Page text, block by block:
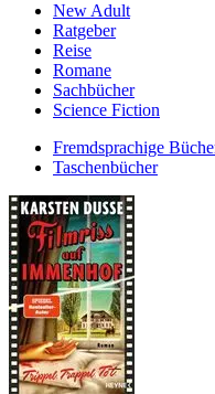
New Adult
Ratgeber
Reise
Romane
Sachbücher
Science Fiction
Fremdsprachige
Taschenbücher